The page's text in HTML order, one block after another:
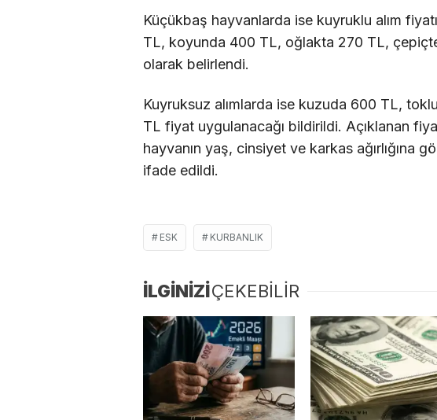
Küçükbaş hayvanlarda ise kuyruklu alım
TL, koyunda 400 TL, oğlakta 270 TL,
olarak belirlendi.
Kuyruksuz alımlarda ise kuzuda 600 TL,
TL fiyat uygulanacağı bildirildi. Açıklanan
hayvanın yaş, cinsiyet ve karkas ağırlığına
ifade edildi.
ESK KURBANLIK
İLGİNİZİÇEKEBİLİR